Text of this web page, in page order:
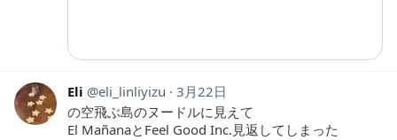
Eli eli_linliyizu
3月22日
の空飛ぶ島のヌードルに見えて
El MañanaとFeel Good Inc.見返してしまった